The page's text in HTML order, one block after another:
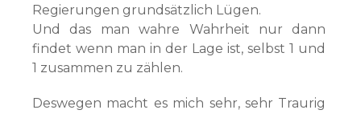
Regierungen grundsätzlich Lügen.
Und das man wahre Wahrheit nur dann
findet wenn man in der Lage ist, selbst 1 und
1 zusammen zu zählen.
Deswegen macht es mich sehr, sehr Traurig